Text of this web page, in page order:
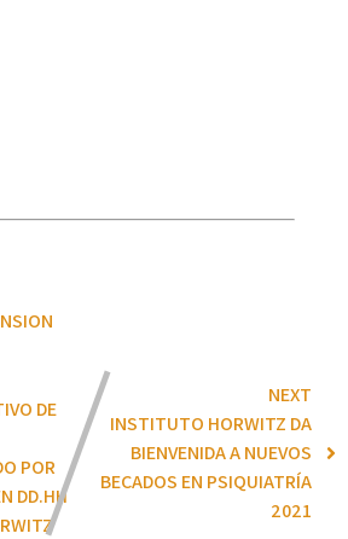
DE
POR
DD.HH
NEXT
INSTITUTO HORWITZ DA
BIENVENIDA A NUEVOS
BECADOS EN PSIQUIATRÍA
2021